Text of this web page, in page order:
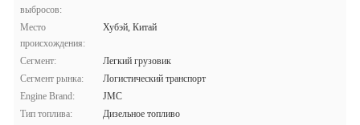
выбросов:
Место
происхождения:
Хубэй, Китай
Сегмент:
Легкий грузовик
Сегмент рынка:
Логистический транспорт
Engine Brand:
JMC
Тип топлива:
Дизельное топливо